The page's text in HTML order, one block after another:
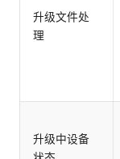
升级文件处
理
升级中设备